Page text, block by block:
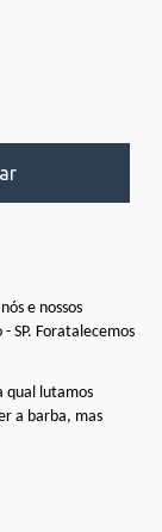
e nossos
SP. Foratalecemos
qual lutamos
a barba, mas